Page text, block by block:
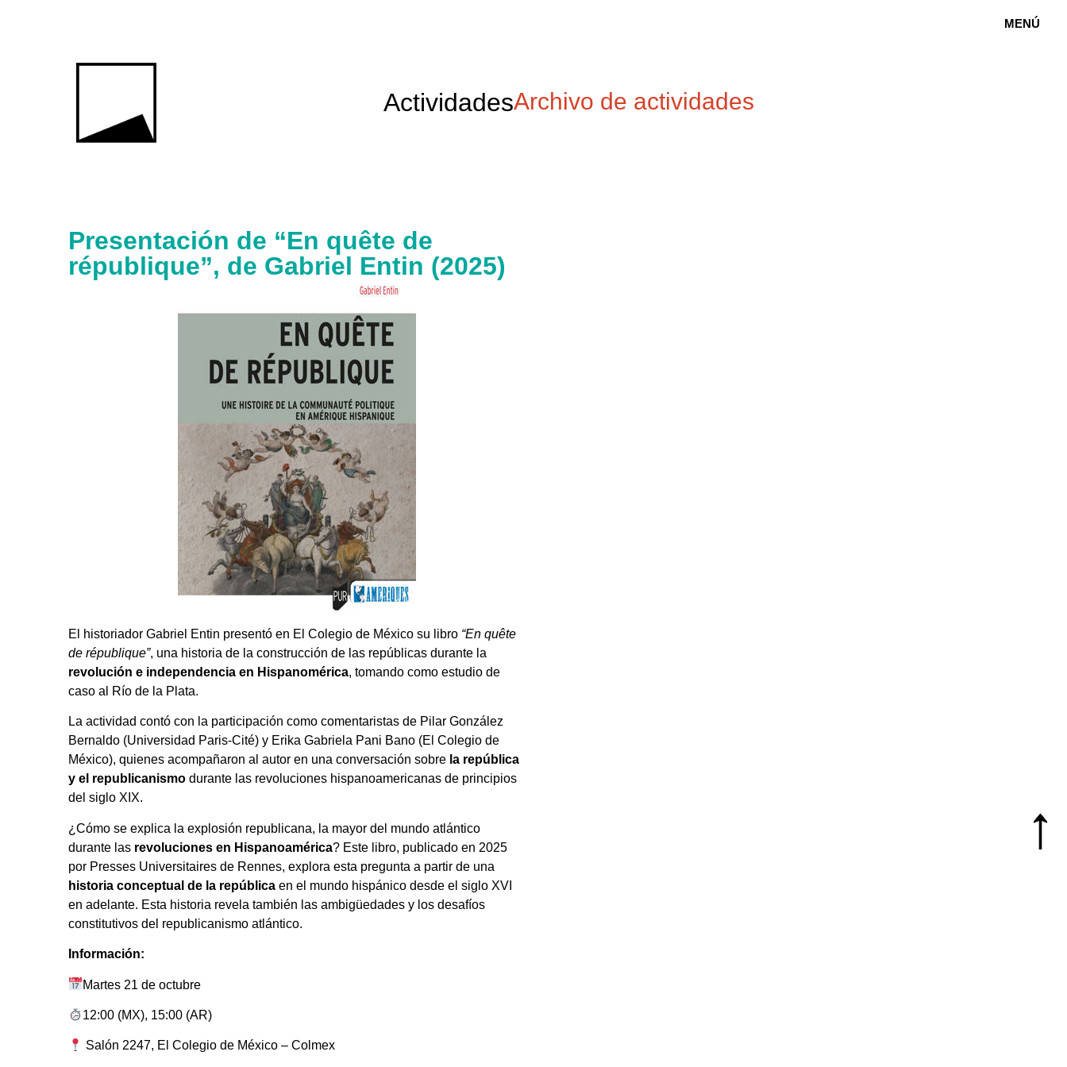
MENÚ
ActividadesArchivo de actividades
Presentación de “En quête de
république”, de Gabriel Entin (2025)
El historiador Gabriel Entin presentó en El Colegio de México su libro “En quête
de république”, una historia de la construcción de las repúblicas durante la
revolución e independencia en Hispanomérica, tomando como estudio de
caso al Río de la Plata.
La actividad contó con la participación como comentaristas de Pilar González
Bernaldo (Universidad Paris-Cité) y Erika Gabriela Pani Bano (El Colegio de
México), quienes acompañaron al autor en una conversación sobre la república
y el republicanismo durante las revoluciones hispanoamericanas de principios
del siglo XIX.
¿Cómo se explica la explosión republicana, la mayor del mundo atlántico
durante las revoluciones en Hispanoamérica? Este libro, publicado en 2025
por Presses Universitaires de Rennes, explora esta pregunta a partir de una
historia conceptual de la república en el mundo hispánico desde el siglo XVI
en adelante. Esta historia revela también las ambigüedades y los desafíos
constitutivos del republicanismo atlántico.
Información:
Martes 21 de octubre
12:00 (MX), 15:00 (AR)
Salón 2247, El Colegio de México – Colmex